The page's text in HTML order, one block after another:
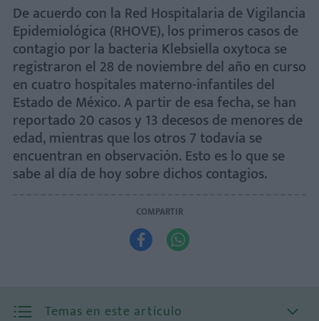
De acuerdo con la Red Hospitalaria de Vigilancia
Epidemiológica (RHOVE), los primeros casos de
contagio por la bacteria Klebsiella oxytoca se
registraron el 28 de noviembre del año en curso
en cuatro hospitales materno-infantiles del
Estado de México. A partir de esa fecha, se han
reportado 20 casos y 13 decesos de menores de
edad, mientras que los otros 7 todavía se
encuentran en observación. Esto es lo que se
sabe al día de hoy sobre dichos contagios.
COMPARTIR
 
Temas en este artículo